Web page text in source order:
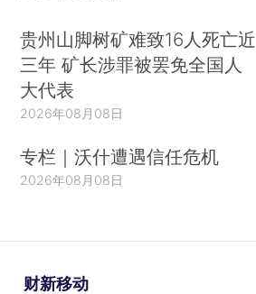
贵州山脚树矿难致16人死亡近
三年 矿长涉罪被罢免全国人
大代表
2026年08月08日
专栏｜沃什遭遇信任危机
2026年08月08日
财新移动